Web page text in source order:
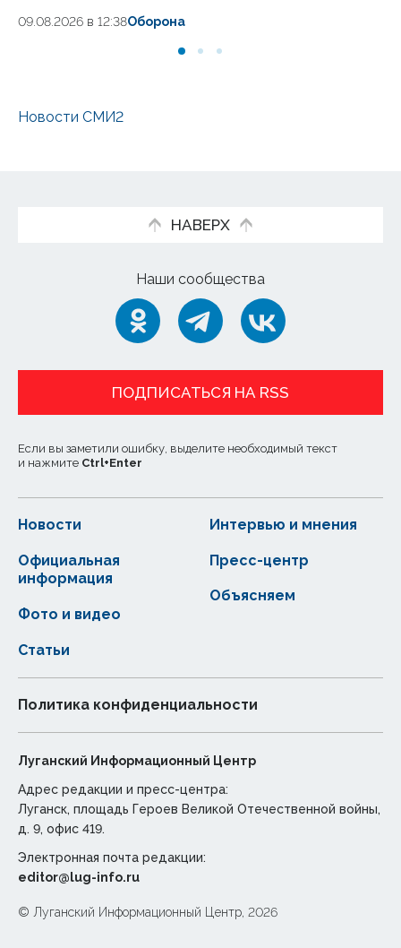
09.08.2026 в 12:38Оборона
Новости СМИ2
НАВЕРХ
Наши сообщества
ПОДПИСАТЬСЯ НА RSS
Если вы заметили ошибку, выделите необходимый текст
и нажмите Ctrl+Enter
Новости
Статьи
Официальная
информация
Интервью и мнения
Фото и видео
Пресс-центр
Объясняем
Политика конфиденциальности
Луганский Информационный Центр
Адрес редакции и пресс-центра:
Луганск, площадь Героев Великой Отечественной войны,
д. 9, офис 419.
Электронная почта редакции:
editor@lug-info.ru
© Луганский Информационный Центр, 2026